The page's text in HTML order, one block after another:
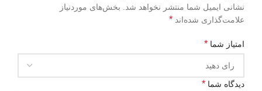
نشانی ایمیل شما منتشر نخواهد شد. بخش‌های موردنیاز
علامت‌گذاری شده‌اند *
امتیاز شما *
دیدگاه شما *